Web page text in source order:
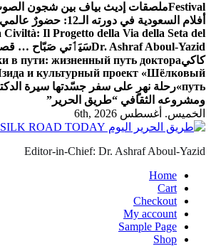
Festivalملصقات إديث بياف بين شجون
أفلام السعودية في دورته الـ12: حضورٌ عالمي ونجاحٌ يحتذى به
Civiltà: Il Progetto della Via della Seta del
Dr. Ashraf Aboul-Yazidسَيَٲتي صَبّاح …
كاكيв пути: жизненный путь доктора
и культурный проект «Шёлковый
путь» رحلة نهرٍ على سفر جسّدتها سيرة
ومشروعه الثقافي “طريق الحرير”
الخميس. أغسطس 6th, 2026
Editor-in-Chief: Dr. Ashraf Aboul-Yazid
Home
Cart
Checkout
My account
Sample Page
Shop